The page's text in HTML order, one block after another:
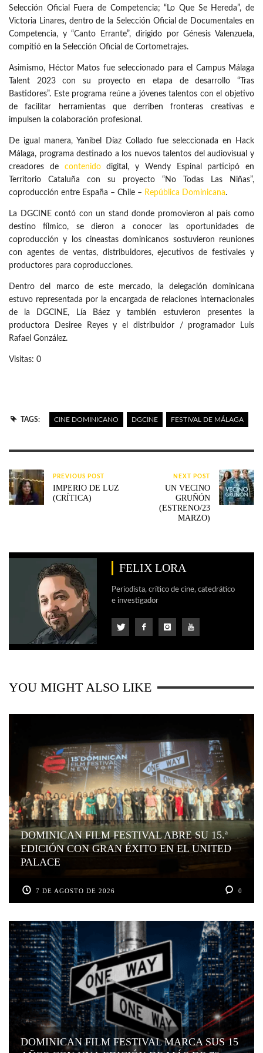
Selección Oficial Fuera de Competencia; “Lo Que Se Hereda”, de
Victoria Linares, dentro de la Selección Oficial de Documentales en
Competencia, y “Canto Errante”, dirigido por Génesis Valenzuela,
compitió en la Selección Oficial de Cortometrajes.
Asimismo, Héctor Matos fue seleccionado para el Campus Málaga
Talent 2023 con su proyecto en etapa de desarrollo “Tras
Bastidores”. Este programa reúne a jóvenes talentos con el objetivo
de facilitar herramientas que derriben fronteras creativas e
impulsen la colaboración profesional.
De igual manera, Yanibel Díaz Collado fue seleccionada en Hack
Málaga, programa destinado a los nuevos talentos del audiovisual y
creadores de contenidodigital, y Wendy Espinal participó en
Territorio Cataluña con su proyecto “No Todas Las Niñas”,
coproducción entre España – Chile – República Dominicana.
La DGCINE contó con un stand donde promovieron al país como
destino fílmico, se dieron a conocer las oportunidades de
coproducción y los cineastas dominicanos sostuvieron reuniones
con agentes de ventas, distribuidores, ejecutivos de festivales y
productores para coproducciones.
Dentro del marco de este mercado, la delegación dominicana
estuvo representada por la encargada de relaciones internacionales
de la DGCINE, Lía Báez y también estuvieron presentes la
productora Desiree Reyes y el distribuidor / programador Luis
Rafael González.
Visitas: 0
TAGS: CINE DOMINICANO DGCINE FESTIVAL DE MÁLAGA
PREVIOUS POST
IMPERIO DE LUZ
(CRÍTICA)
NEXT POST
UN VECINO
GRUÑÓN
(ESTRENO/23
MARZO)
FELIX LORA
Periodista, crítico de cine, catedrático
e investigador
YOU MIGHT ALSO LIKE
DOMINICAN FILM FESTIVAL ABRE SU 15.ª
EDICIÓN CON GRAN ÉXITO EN EL UNITED
PALACE
7 DE AGOSTO DE 2026 0
DOMINICAN FILM FESTIVAL MARCA SUS 15